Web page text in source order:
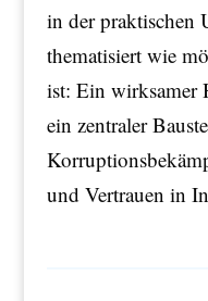
in der praktischen
thematisiert wie
ist: Ein wirksamer
ein zentraler
und Vertrauen in